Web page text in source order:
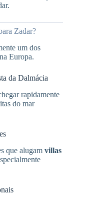
Zadar?
um dos
Europa.
da Dalmácia
rapidamente
do mar
que alugam villas